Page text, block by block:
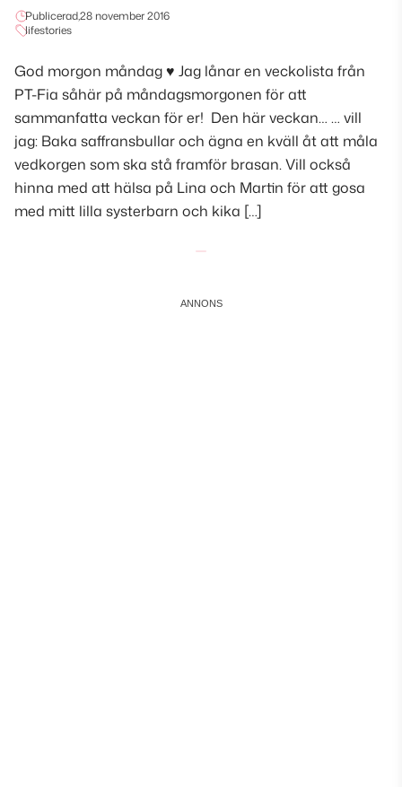
Publicerad,28 november 2016
lifestories
God morgon måndag ♥ Jag lånar en veckolista från
PT-Fia såhär på måndagsmorgonen för att
sammanfatta veckan för er! Den här veckan… … vill
jag: Baka saffransbullar och ägna en kväll åt att måla
vedkorgen som ska stå framför brasan. Vill också
hinna med att hälsa på Lina och Martin för att gosa
med mitt lilla systerbarn och kika […]